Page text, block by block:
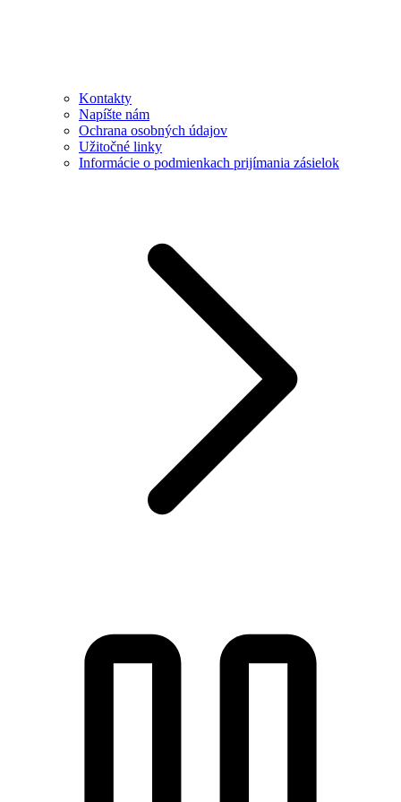
Kontakty
Napíšte nám
Ochrana osobných údajov
Užitočné linky
Informácie o podmienkach prijímania zásielok